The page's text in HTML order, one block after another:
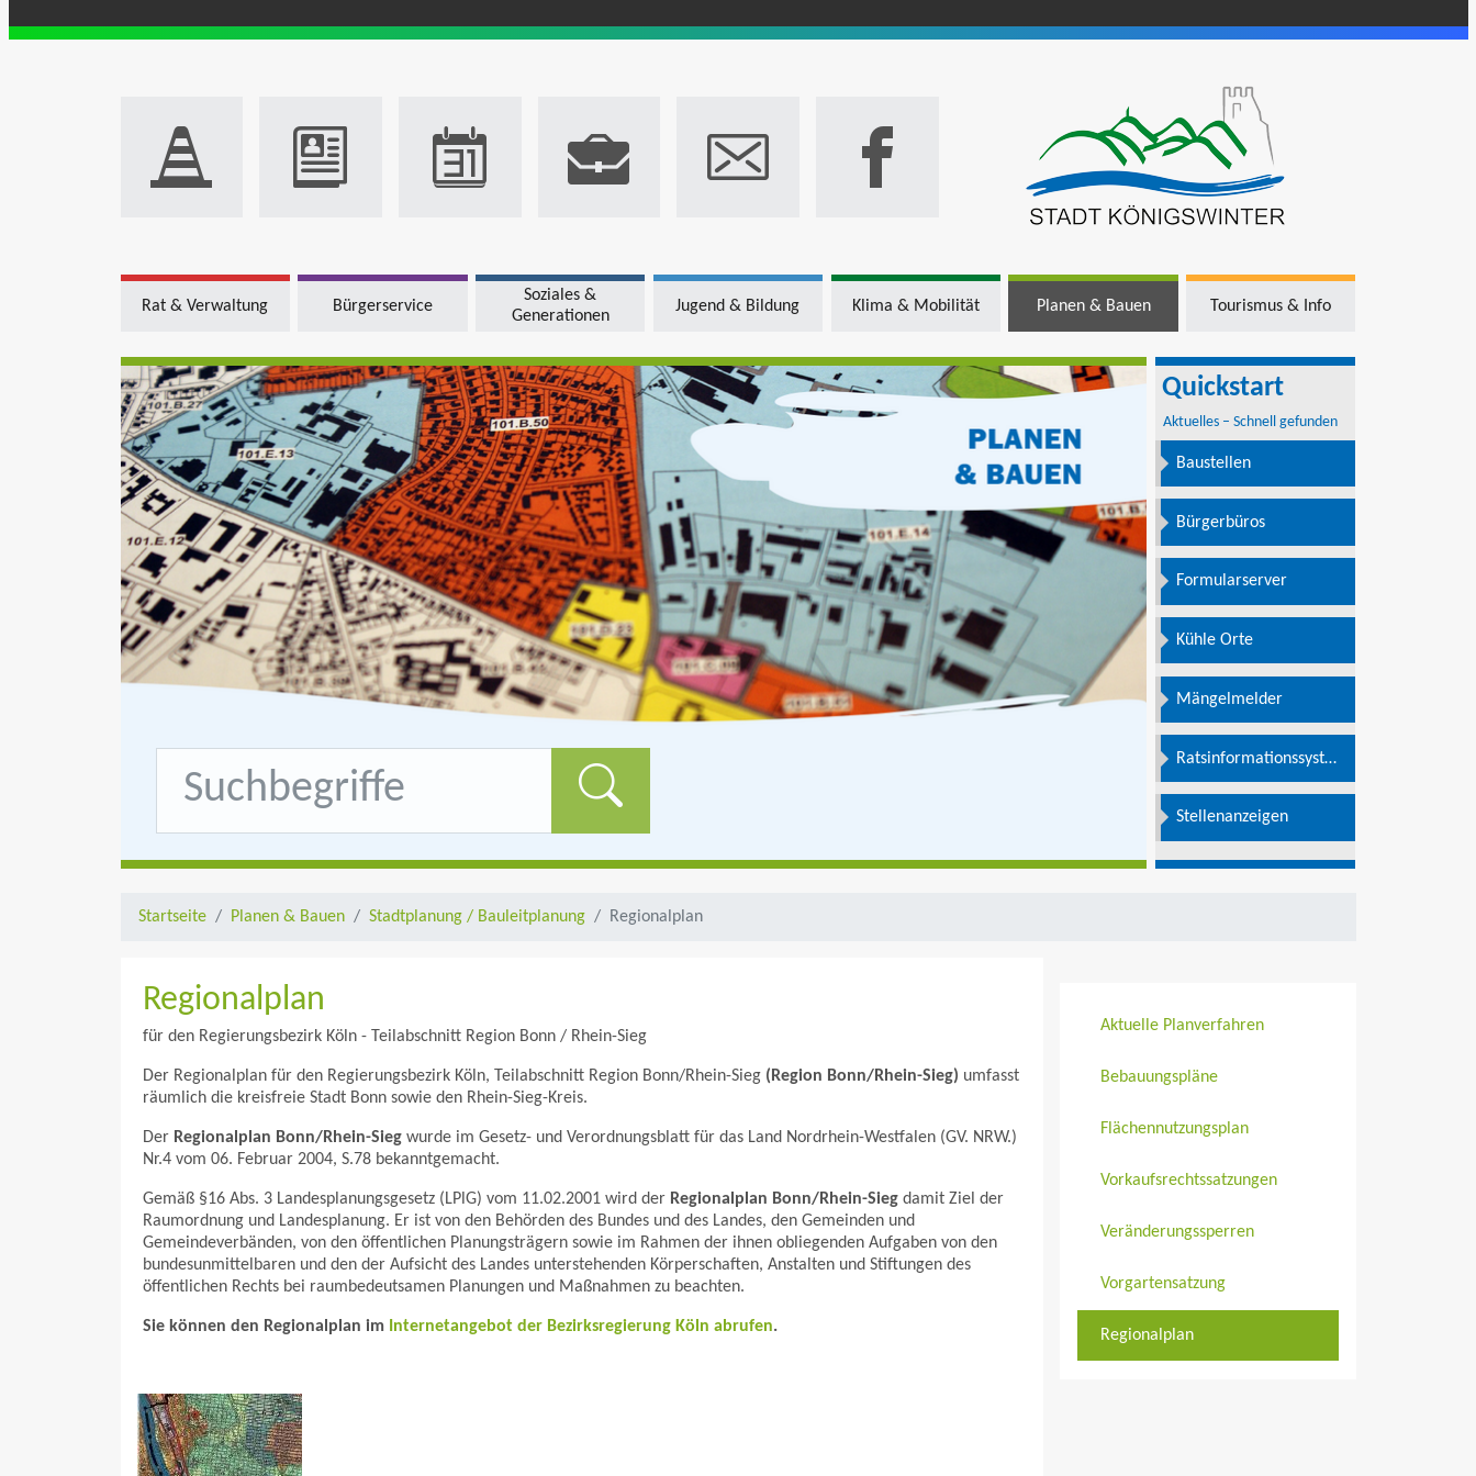
Rat & Verwaltung Bürgerservice
Soziales &
Generationen
Jugend & Bildung Klima & Mobilität Planen & Bauen Tourismus & Info
Formularschaltfläche
Quickstart
Aktuelles – Schnell gefunden
Baustellen
Bürgerbüros
Formularserver
Kühle Orte
Mängelmelder
Ratsinformationssystem
Stellenanzeigen
Startseite Planen & Bauen Stadtplanung / Bauleitplanung Regionalplan
Regionalplan
für den Regierungsbezirk Köln - Teilabschnitt Region Bonn / Rhein-Sieg
Der Regionalplan für den Regierungsbezirk Köln, Teilabschnitt Region Bonn/Rhein-Sieg(Region Bonn/Rhein-Sieg) umfasst
räumlich die kreisfreie Stadt Bonn sowie den Rhein-Sieg-Kreis.
Der Regionalplan Bonn/Rhein-Siegwurde im Gesetz- und Verordnungsblatt für das Land Nordrhein-Westfalen (GV. NRW.)
Nr.4 vom 06. Februar 2004, S.78 bekanntgemacht.
Gemäß §16 Abs. 3 Landesplanungsgesetz (LPlG) vom 11.02.2001 wird der Regionalplan Bonn/Rhein-Sieg damit Ziel der
Raumordnung und Landesplanung. Er ist von den Behörden des Bundes und des Landes, den Gemeinden und
Gemeindeverbänden, von den öffentlichen Planungsträgern sowie im Rahmen der ihnen obliegenden Aufgaben von den
bundesunmittelbaren und den der Aufsicht des Landes unterstehenden Körperschaften, Anstalten und Stiftungen des
öffentlichen Rechts bei raumbedeutsamen Planungen und Maßnahmen zu beachten.
Sie können den Regionalplan im Internetangebot der Bezirksregierung Köln abrufen.
Aktuelle Planverfahren
Bebauungspläne
Flächennutzungsplan
Vorkaufsrechtssatzungen
Veränderungssperren
Vorgartensatzung
Regionalplan